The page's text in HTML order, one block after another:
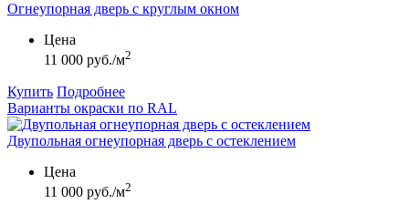
Огнеупорная дверь с круглым окном
Цена
11 000 руб./м2
Купить Подробнее
Варианты окраски по RAL
Двупольная огнеупорная дверь с остеклением
Цена
11 000 руб./м2